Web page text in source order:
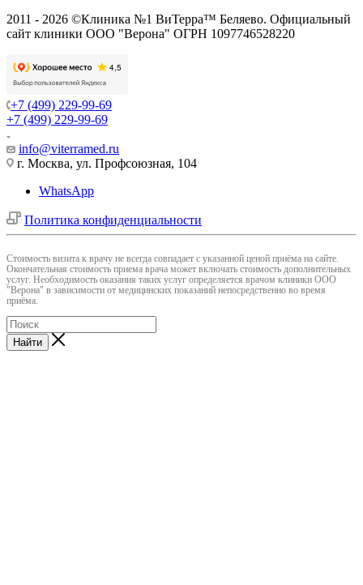
2011 - 2026 ©Клиника №1 ВиТерра™ Беляево. Официальный
сайт клиники ООО "Верона" ОГРН 1097746528220
+7 (499) 229-99-69
+7 (499) 229-99-69
info@viterramed.ru
г. Москва, ул. Профсоюзная, 104
WhatsApp
Политика конфиденциальности
Cтоимость визита к врачу не всегда совпадает с указанной ценой приёма на сайте.
Окончательная стоимость приема врача может включать стоимость дополнительных
услуг. Необходимость оказания таких услуг определяется врачом клиники ООО
"Верона" в зависимости от медицинских показаний непосредственно во время
приёма.
Найти